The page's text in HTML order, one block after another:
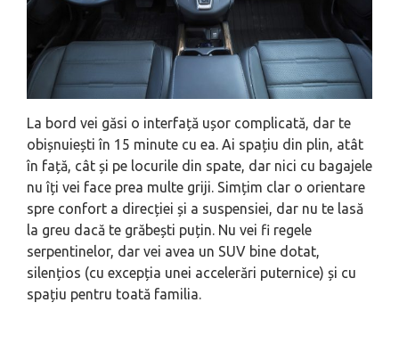
La bord vei găsi o interfață ușor complicată, dar te
obișnuiești în 15 minute cu ea. Ai spațiu din plin, atât
în față, cât și pe locurile din spate, dar nici cu bagajele
nu îți vei face prea multe griji. Simțim clar o orientare
spre confort a direcției și a suspensiei, dar nu te lasă
la greu dacă te grăbești puțin. Nu vei fi regele
serpentinelor, dar vei avea un SUV bine dotat,
silențios (cu excepția unei accelerări puternice) și cu
spațiu pentru toată familia.